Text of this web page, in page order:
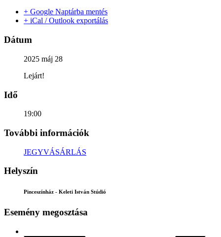
+ Google Naptárba mentés
+ iCal / Outlook exportálás
Dátum
2025 máj 28
Lejárt!
Idő
19:00
További információk
JEGYVÁSÁRLÁS
Helyszín
Pinceszínház - Keleti István Stúdió
Esemény megosztása